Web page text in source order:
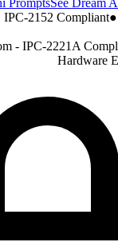
IPC-2152 Compliant●
Hardware